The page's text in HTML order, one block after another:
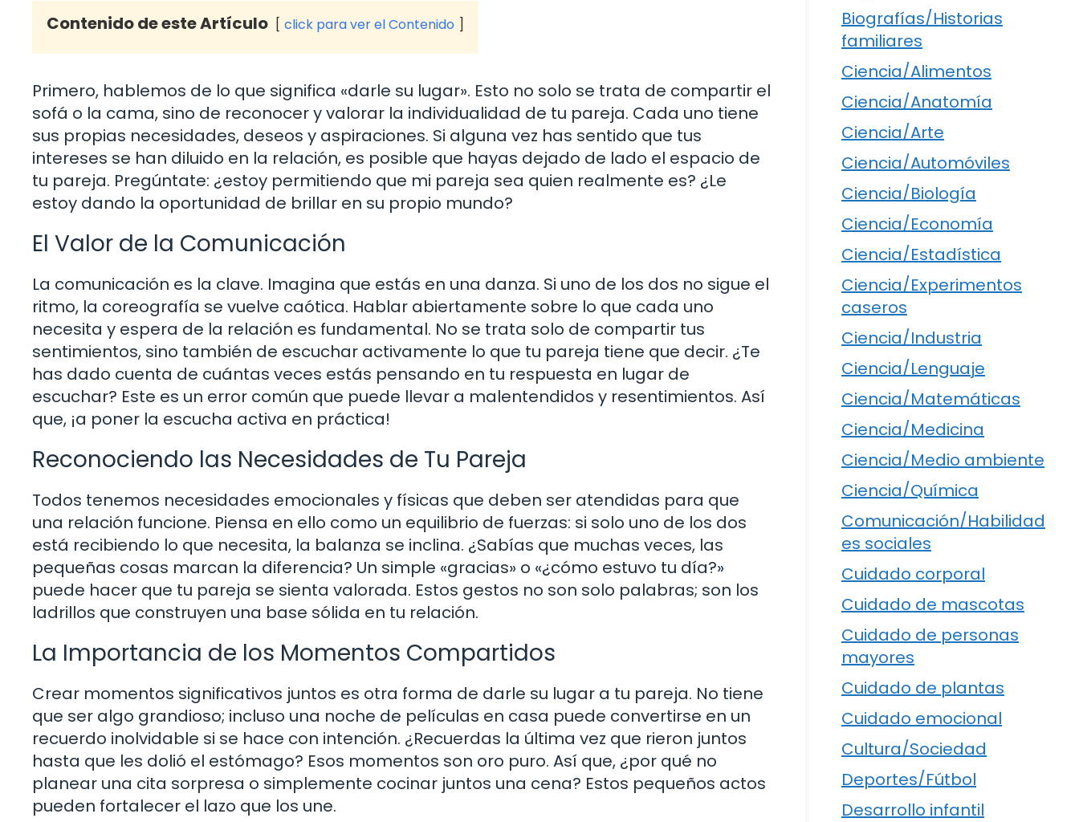
Contenido de este Artículo click para ver el Contenido
Primero, hablemos de lo que significa «darle su lugar». Esto no solo se trata de compartir el
sofá o la cama, sino de reconocer y valorar la individualidad de tu pareja. Cada uno tiene
sus propias necesidades, deseos y aspiraciones. Si alguna vez has sentido que tus
intereses se han diluido en la relación, es posible que hayas dejado de lado el espacio de
tu pareja. Pregúntate: ¿estoy permitiendo que mi pareja sea quien realmente es? ¿Le
estoy dando la oportunidad de brillar en su propio mundo?
El Valor de la Comunicación
La comunicación es la clave. Imagina que estás en una danza. Si uno de los dos no sigue el
ritmo, la coreografía se vuelve caótica. Hablar abiertamente sobre lo que cada uno
necesita y espera de la relación es fundamental. No se trata solo de compartir tus
sentimientos, sino también de escuchar activamente lo que tu pareja tiene que decir. ¿Te
has dado cuenta de cuántas veces estás pensando en tu respuesta en lugar de
escuchar? Este es un error común que puede llevar a malentendidos y resentimientos. Así
que, ¡a poner la escucha activa en práctica!
Reconociendo las Necesidades de Tu Pareja
Todos tenemos necesidades emocionales y físicas que deben ser atendidas para que
una relación funcione. Piensa en ello como un equilibrio de fuerzas: si solo uno de los dos
está recibiendo lo que necesita, la balanza se inclina. ¿Sabías que muchas veces, las
pequeñas cosas marcan la diferencia? Un simple «gracias» o «¿cómo estuvo tu día?»
puede hacer que tu pareja se sienta valorada. Estos gestos no son solo palabras; son los
ladrillos que construyen una base sólida en tu relación.
La Importancia de los Momentos Compartidos
Crear momentos significativos juntos es otra forma de darle su lugar a tu pareja. No tiene
que ser algo grandioso; incluso una noche de películas en casa puede convertirse en un
recuerdo inolvidable si se hace con intención. ¿Recuerdas la última vez que rieron juntos
hasta que les dolió el estómago? Esos momentos son oro puro. Así que, ¿por qué no
planear una cita sorpresa o simplemente cocinar juntos una cena? Estos pequeños actos
pueden fortalecer el lazo que los une.
Biografías/Historias
familiares
Ciencia/Alimentos
Ciencia/Anatomía
Ciencia/Arte
Ciencia/Automóviles
Ciencia/Biología
Ciencia/Economía
Ciencia/Estadística
Ciencia/Experimentos
caseros
Ciencia/Industria
Ciencia/Lenguaje
Ciencia/Matemáticas
Ciencia/Medicina
Ciencia/Medio ambiente
Ciencia/Química
Comunicación/Habilidad
es sociales
Cuidado corporal
Cuidado de mascotas
Cuidado de personas
mayores
Cuidado de plantas
Cuidado emocional
Cultura/Sociedad
Deportes/Fútbol
Desarrollo infantil